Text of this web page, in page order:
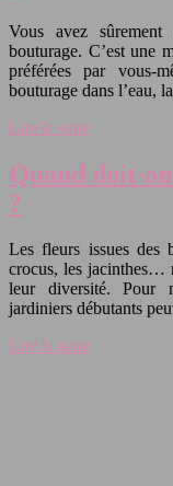
Vous avez
bouturage. C’est une
préférées par vous-
bouturage dans l’eau,
Lire la suite
Quand doit-
?
Les fleurs issues des
crocus, les jacinthes…
leur diversité. Pour
jardiniers débutants
Lire la suite